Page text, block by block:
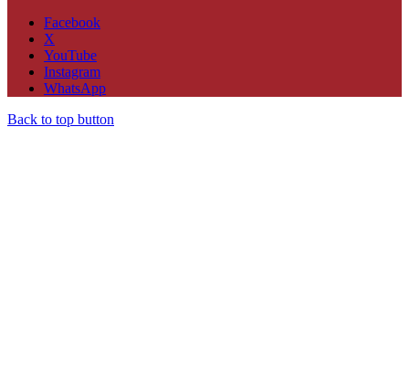
Facebook
X
YouTube
Instagram
WhatsApp
Back to top button